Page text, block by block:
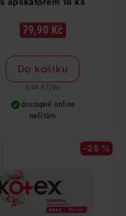
79,90 Kč
Do košíku
4,44 Kč/ ks
dostupné online
načítám
-25 %